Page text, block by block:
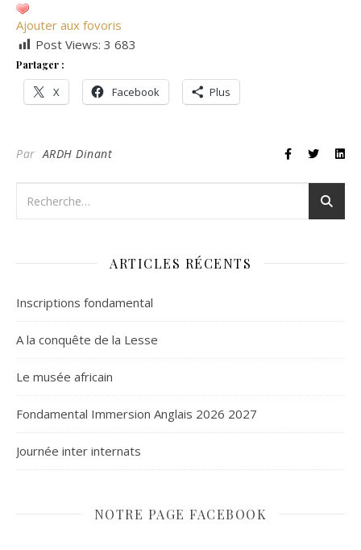
Ajouter aux fovoris
Post Views: 3 683
Partager :
X Facebook Plus
ParARDH Dinant
ARTICLES RÉCENTS
Inscriptions fondamental
A la conquête de la Lesse
Le musée africain
Fondamental Immersion Anglais 2026 2027
Journée inter internats
NOTRE PAGE FACEBOOK